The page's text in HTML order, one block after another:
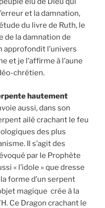
et la damnation,
du livre de Ruth, le
de la damnation de
approfondit l’univers
et je l’affirme à l’aune
chrétien.
hautement
aussi, dans son
ailé crachant le feu
des plus
Il s’agit des
par le Prophète
« l’idole » que dresse
forme d’un serpent
magique crée à la
Ce Dragon crachant le